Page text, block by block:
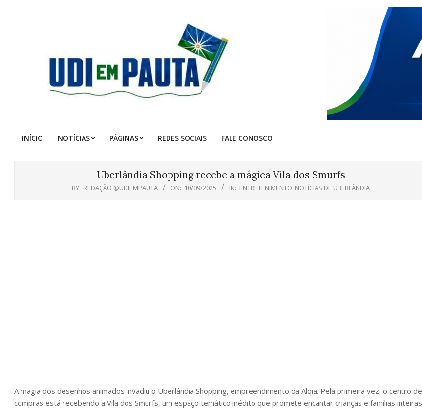
Pauta
Primary
INÍCIO NOTÍCIAS PÁGINAS REDES SOCIAIS FALE CONOSCO
Uberlândia Shopping recebe a mágica Vila dos Smurfs
BY: REDAÇÃO @UDIEMPAUTA ON: 10/09/2025 IN: ENTRETENIMENTO, NOTÍCIAS DE UBERLÂNDIA
A magia dos desenhos animados invadiu o Uberlândia Shopping, empreendimento da Alqia. Pela primeira vez, o centro de
compras está recebendo a Vila dos Smurfs, um espaço temático inédito que promete encantar crianças e famílias inteiras